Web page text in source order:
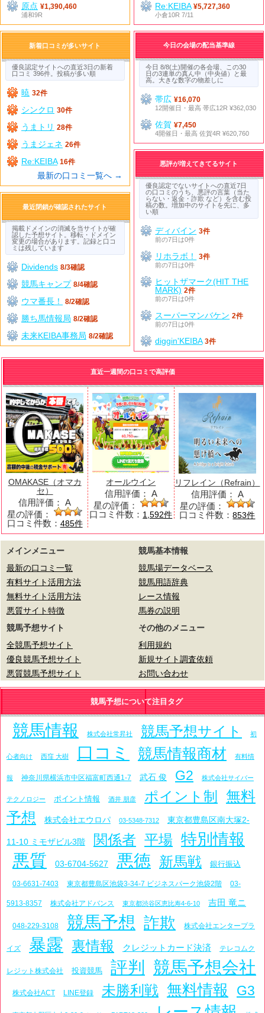
原点 ¥1,390,460
浦和9R
Re:KEIBA ¥5,727,360
小倉10R 7/11
新着口コミが多いサイト
優良認定サイトへの直近3日の新着
口コミ 396件。投稿が多い順
暁 32件
シンクロ 30件
うまトリ 28件
うまジェネ 26件
Re:KEIBA 16件
最新の口コミ一覧へ →
今日の会場の配当基準線
今日 8/8(土)開催の各会場、この30
日の3連単の真ん中（中央値）と最
高。大きな数字の物差しに
帯広¥16,070
12開催日・最高 帯広12R ¥362,030
佐賀¥7,450
4開催日・最高 佐賀4R ¥620,760
悪評が増えてきてるサイト
優良認定でないサイトへの直近7日
の口コミのうち、悪評の言葉（当た
らない・返金・詐欺 など）を含む投
稿の数。増加中のサイトを先に、多
い順
ディバイン 3件
前の7日は0件
リホラボ！
3件
前の7日は0件
ヒットザマーク(HIT THE
MARK) 2件
前の7日は0件
スーパーマンバケン 2件
前の7日は0件
diggin'KEIBA 3件
最近閉鎖が確認されたサイト
掲載ドメインの消滅を当サイトが確
認した予想サイト。移転・ドメイン
変更の場合があります。記録と口コ
ミは残しています
Dividends 8/3確認
競馬キャンプ 8/4確認
ウマ番長！ 8/2確認
勝ち馬情報局 8/2確認
未来KEIBA事務局 8/2確認
直近一週間の口コミで高評価
OMAKASE（オマカ
セ）
信用評価： A
星の評価：
口コミ件数： 485件
オールウイン
信用評価： A
星の評価：
口コミ件数： 1,592件
リフレイン（Refrain）
信用評価： A
星の評価：
口コミ件数：853件
メインメニュー
最新の口コミ一覧
有料サイト活用方法
無料サイト活用方法
悪質サイト特徴
競馬基本情報
競馬場データベース
競馬用語辞典
レース情報
馬券の説明
競馬予想サイト
全競馬予想サイト
優良競馬予想サイト
悪質競馬予想サイト
その他のメニュー
利用規約
新規サイト調査依頼
お問い合わせ
競馬予想について注目タグ
競馬情報 株式会社常昇社 競馬予想サイト 初
心者向け 西窪 大樹 口コミ 競馬情報商材 有料情
報 神奈川県横浜市中区福富町西通1-7 武石 俊 G2 株式会社サイバー
テクノロジー ポイント情報 酒井 朋彦 ポイント制
無料
予想
株式会社エウロパ 03-5348-7312 東京都豊島区南大塚2-
11-10 ミモザビル3階 関係者 平場 特別情報
悪質 03-6704-5627 悪徳 新馬戦 銀行振込
03-6631-7403 東京都豊島区池袋3-34-7 ビジネスパーク池袋2階 03-
5913-8357 株式会社アドバンス 東京都渋谷区恵比寿4-6-10 吉田 竜ニ
048-229-3108 競馬予想 詐欺 株式会社エンタープラ
イズ 暴露 裏情報 クレジットカード決済 テレコムク
レジット株式会社 投資競馬 評判 競馬予想会社
株式会社ACT LINE登録 未勝利戦 無料情報 G3